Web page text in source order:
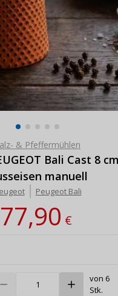
& Pfeffermühlen
Bali Cast 8
manuell
Peugeot Bali
77,90€
von 6
Stk.